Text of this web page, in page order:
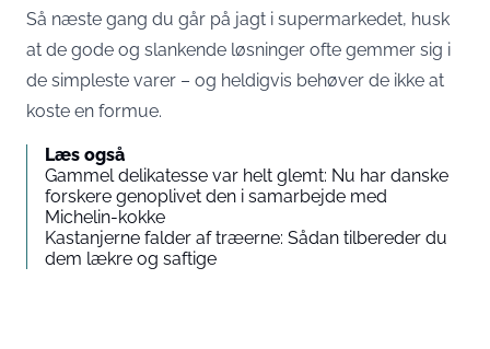
Så næste gang du går på jagt i supermarkedet, husk
at de gode og slankende løsninger ofte gemmer sig i
de simpleste varer – og heldigvis behøver de ikke at
koste en formue.
Læs også
Gammel delikatesse var helt glemt: Nu har danske
forskere genoplivet den i samarbejde med
Michelin-kokke
Kastanjerne falder af træerne: Sådan tilbereder du
dem lækre og saftige